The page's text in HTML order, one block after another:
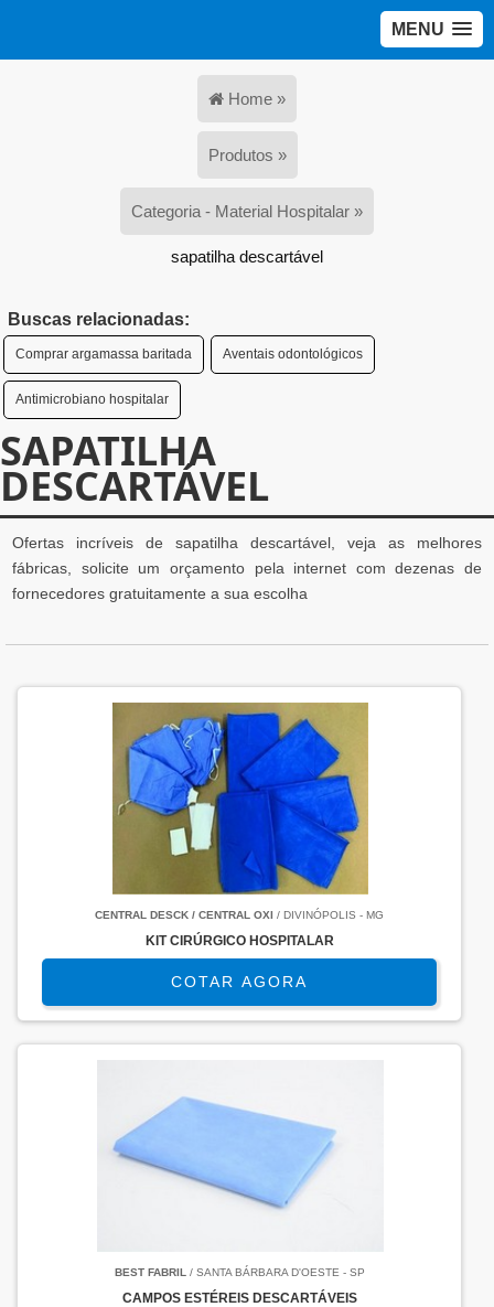
MENU
Home »
Produtos »
Categoria - Material Hospitalar »
sapatilha descartável
Buscas relacionadas:
Comprar argamassa baritada Aventais odontológicos
Antimicrobiano hospitalar
SAPATILHA
DESCARTÁVEL
Ofertas incríveis de sapatilha descartável, veja as melhores
fábricas, solicite um orçamento pela internet com dezenas de
fornecedores gratuitamente a sua escolha
CENTRAL DESCK / CENTRAL OXI/ DIVINÓPOLIS - MG
KIT CIRÚRGICO HOSPITALAR
COTAR AGORA
BEST FABRIL / SANTA BÁRBARA D'OESTE - SP
CAMPOS ESTÉREIS DESCARTÁVEIS